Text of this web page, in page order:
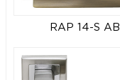
RAP 14-S AB